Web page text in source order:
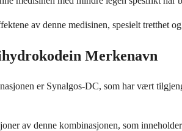
av denne medisinen, spesielt tretthet
Merkenavn
er Synalgos-DC, som har vært
av denne kombinasjonen, som